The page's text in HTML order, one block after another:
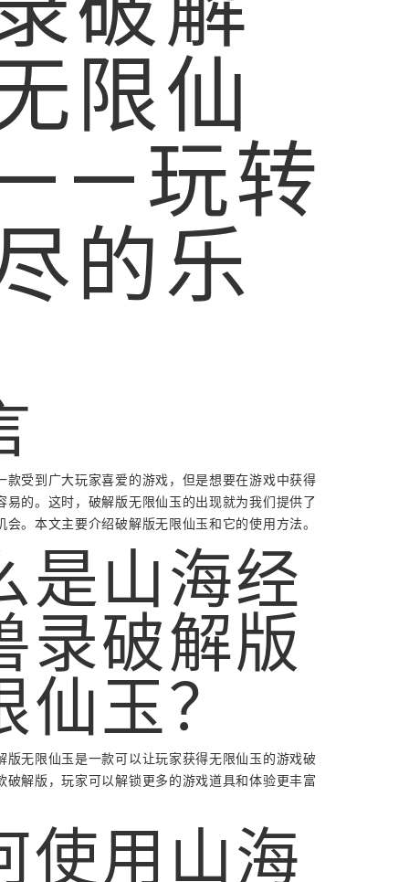
限仙
玩转
的乐
款受到广大玩家喜爱的游戏，但是想要在游戏中获得
易的。这时，破解版无限仙玉的出现就为我们提供了
会。本文主要介绍破解版无限仙玉和它的使用方法。
是山海经
录破解版
玉？
版无限仙玉是一款可以让玩家获得无限仙玉的游戏破
破解版，玩家可以解锁更多的游戏道具和体验更丰富
使用山海